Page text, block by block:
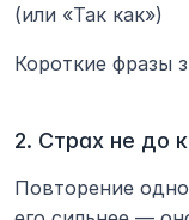
(или «Так как»)
Короткие фразы
2. Страх не до
Повторение